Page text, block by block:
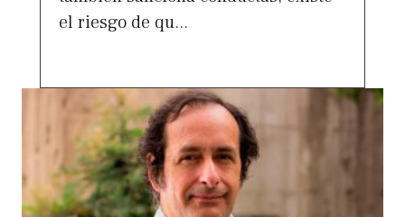
el riesgo de qu...